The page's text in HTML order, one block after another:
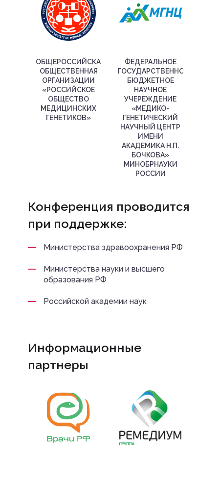
ОБЩЕРОССИЙСКАЯ
ОБЩЕСТВЕННАЯ
ОРГАНИЗАЦИИ
«РОССИЙСКОЕ
ОБЩЕСТВО
МЕДИЦИНСКИХ
ГЕНЕТИКОВ»
ФЕДЕРАЛЬНОЕ
ГОСУДАРСТВЕННОЕ
БЮДЖЕТНОЕ
НАУЧНОЕ
УЧЕРЕЖДЕНИЕ
«МЕДИКО-
ГЕНЕТИЧЕСКИЙ
НАУЧНЫЙ ЦЕНТР
ИМЕНИ
АКАДЕМИКА Н.П.
БОЧКОВА»
МИНОБРНАУКИ
РОССИИ
Конференция проводится
при поддержке:
Министерства здравоохранения РФ
Министерства науки и высшего
образования РФ
Российской академии наук
Информационные
партнеры